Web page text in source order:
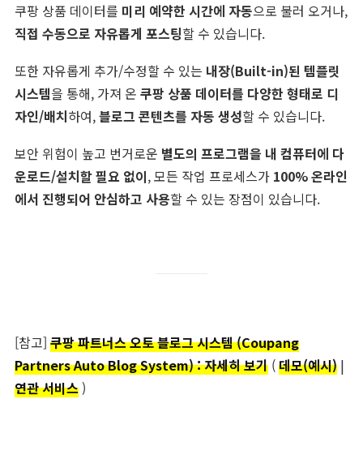
쿠팡 상품 데이터를 미리 예약한 시간에 자동으로 불러 오거나,
직접 수동으로 자유롭게 포스팅할 수 있습니다.
또한 자유롭게 추가/수정할 수 있는 내장(Built-in)된 템플릿
시스템을 통해, 가져 온 쿠팡 상품 데이터를 다양한 형태로 디
자인/배치하여,블로그 콘텐츠를 자동 생성할 수 있습니다.
보안 위험이 높고 번거로운 별도의 프로그램을 내 컴퓨터에 다
운로드/설치할 필요 없이, 모든 작업 프로세스가 100% 온라인
에서 진행되어 안심하고 사용할 수 있는 장점이 있습니다.
[참고] 쿠팡 파트너스 오토 블로그 시스템 (Coupang
Partners Auto Blog System) : 자세히 보기 (데모(예시) |
연관 서비스)